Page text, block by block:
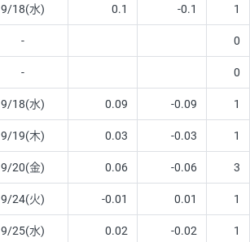
9/18(水) 0.1 -0.1 1
- 0
- 0
9/18(水) 0.09 -0.09 1
9/19(木) 0.03 -0.03 1
9/20(金) 0.06 -0.06 3
9/24(火) -0.01 0.01 1
9/25(水) 0.02 -0.02 1